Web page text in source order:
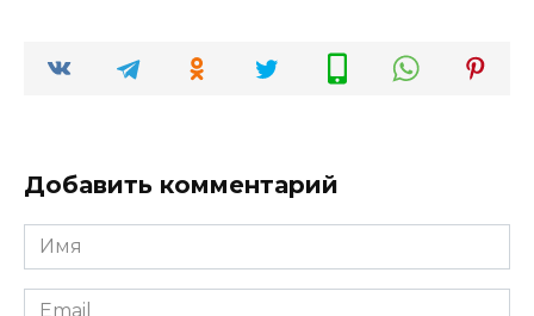
Добавить комментарий
Имя
*
Email